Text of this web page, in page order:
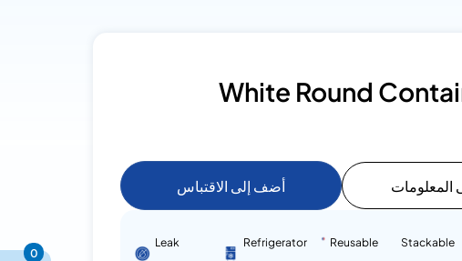
White Round
المعلومات
أضف إلى الاقتباس
Stackable
Reusable
Refrigerator
Leak
0